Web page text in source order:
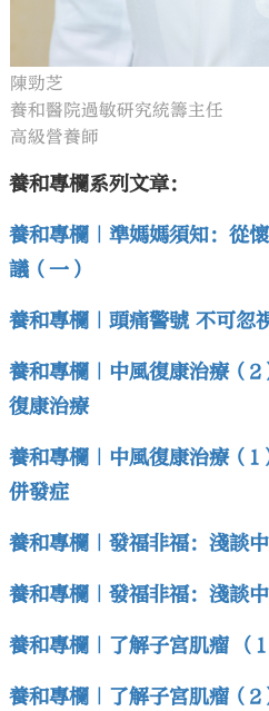
陳勁芝
養和醫院過敏研究統籌主任
高級營養師
養和專欄系列文章：
養和專欄｜準媽媽須知：從
議（一）
養和專欄｜頭痛警號 不可忽
養和專欄｜中風復康治療（
復康治療
養和專欄｜中風復康治療（
併發症
養和專欄｜發福非福：淺談
養和專欄｜發福非福：淺談
養和專欄｜了解子宮肌瘤
養和專欄｜了解子宮肌瘤（